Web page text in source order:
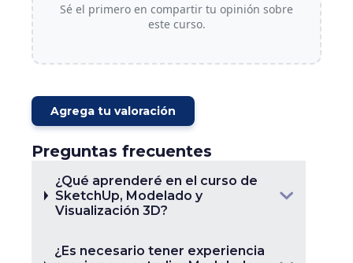
Sé el primero en compartir tu opinión sobre
este curso.
Agrega tu valoración
Preguntas frecuentes
¿Qué aprenderé en el curso de
SketchUp, Modelado y
Visualización 3D?
¿Es necesario tener experiencia